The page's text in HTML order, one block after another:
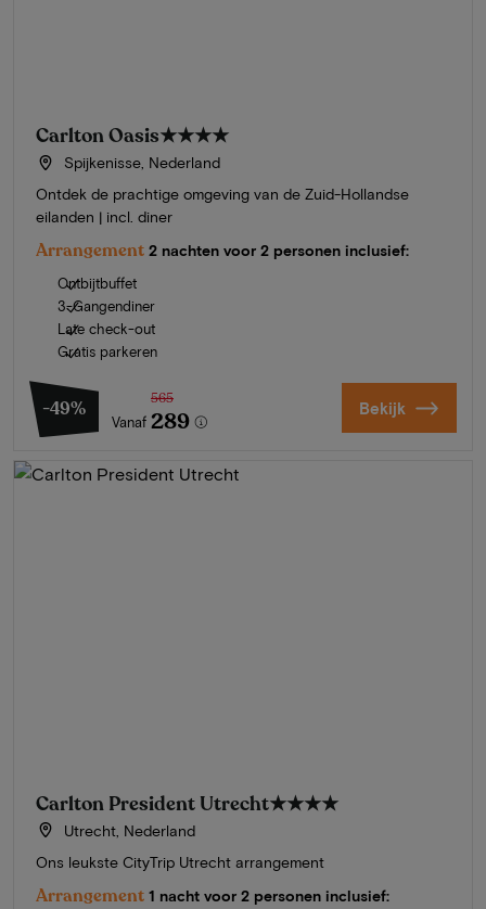
Carlton Oasis★★★★
Spijkenisse, Nederland
Ontdek de prachtige omgeving van de Zuid-Hollandse
eilanden | incl. diner
Arrangement 2 nachten voor 2 personen inclusief:
Ontbijtbuffet
3-Gangendiner
Late check-out
Gratis parkeren
-49%
Vanaf
565
289 Bekijk
Carlton President Utrecht★★★★
Utrecht, Nederland
Ons leukste CityTrip Utrecht arrangement
Arrangement 1 nacht voor 2 personen inclusief: